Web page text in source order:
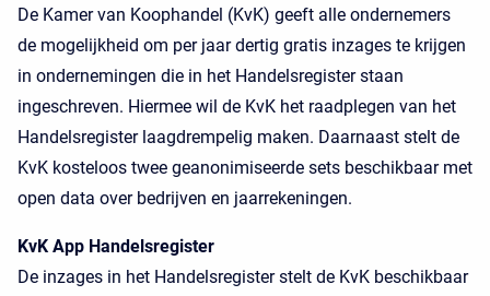
De Kamer van Koophandel (KvK) geeft alle ondernemers
de mogelijkheid om per jaar dertig gratis inzages te krijgen
in ondernemingen die in het Handelsregister staan
ingeschreven. Hiermee wil de KvK het raadplegen van het
Handelsregister laagdrempelig maken. Daarnaast stelt de
KvK kosteloos twee geanonimiseerde sets beschikbaar met
open data over bedrijven en jaarrekeningen.
KvK App Handelsregister
De inzages in het Handelsregister stelt de KvK beschikbaar